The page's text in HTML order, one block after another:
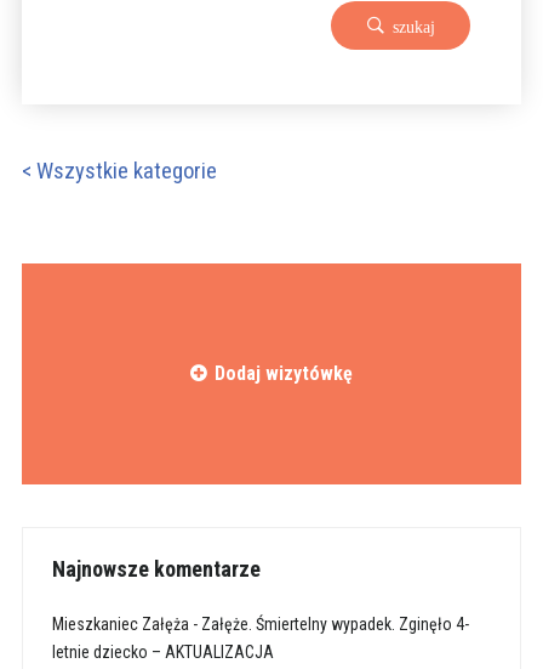
szukaj
< Wszystkie kategorie
Dodaj wizytówkę
Najnowsze komentarze
Mieszkaniec Załęża - Załęże. Śmiertelny wypadek. Zginęło 4-
letnie dziecko – AKTUALIZACJA